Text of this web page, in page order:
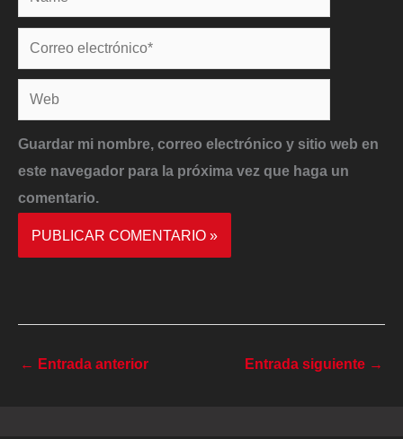
Correo
electrónico*
Web
Guardar mi nombre, correo electrónico y sitio web en
este navegador para la próxima vez que haga un
comentario.
← Entrada anterior Entrada siguiente →